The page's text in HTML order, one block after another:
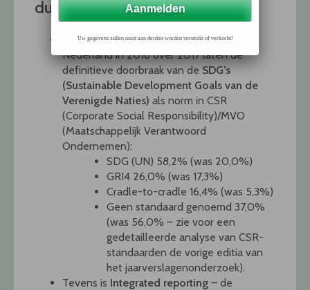
duurzaamheid
De beursgenoteerde jaarverslagen in
Nederland in 2018 over 2017 laten de
definitieve doorbraak van deSDG’s
(Sustainable Development Goals van de
Verenigde Naties) als norm in CSR
(Corporate Social Responsibility)/MVO
(Maatschappelijk Verantwoord
Ondernemen):
SDG (UN) 58,2% (was 20,0%)
GRI4 26,0% (was 17,3%)
Cradle-to-cradle 16,4% (was 5,3%)
Geen standaard genoemd 37,0%
(was 56,0% – zie voor een
gedetailleerde analyse van CSR-
standaarden de vorige editia van
het jaarverslagenonderzoek).
Tevens is Integrated reporting – de
Uw gegevens zullen nooit aan derden worden verstrekt of verkocht!